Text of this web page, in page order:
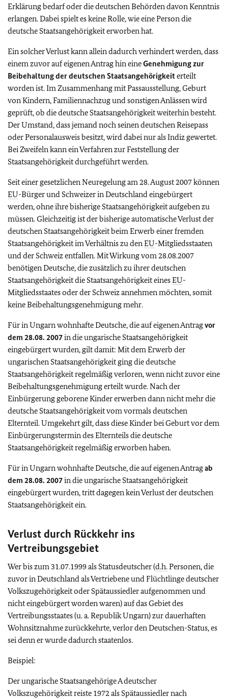
Erklärung bedarf oder die deutschen Behörden davon Kenntnis
erlangen. Dabei spielt es keine Rolle, wie eine Person die
deutsche Staatsangehörigkeit erworben hat.
Ein solcher Verlust kann allein dadurch verhindert werden, dass
einem zuvor auf eigenen Antrag hin eineGenehmigung zur
Beibehaltung der deutschen Staatsangehörigkeiterteilt
worden ist. Im Zusammenhang mit Passausstellung, Geburt
von Kindern, Familiennachzug und sonstigen Anlässen wird
geprüft, ob die deutsche Staatsangehörigkeit weiterhin besteht.
Der Umstand, dass jemand noch seinen deutschen Reisepass
oder Personalausweis besitzt, wird dabei nur als Indiz gewertet.
Bei Zweifeln kann ein Verfahren zur Feststellung der
Staatsangehörigkeit durchgeführt werden.
Seit einer gesetzlichen Neuregelung am 28. August 2007 können
EU-Bürger und Schweizer in Deutschland eingebürgert
werden, ohne ihre bisherige Staatsangehörigkeit aufgeben zu
müssen. Gleichzeitig ist der bisherige automatische Verlust der
deutschen Staatsangehörigkeit beim Erwerb einer fremden
Staatsangehörigkeit im Verhältnis zu denEU-Mitgliedsstaaten
und der Schweiz entfallen. Mit Wirkung vom 28.08.2007
benötigen Deutsche, die zusätzlich zu ihrer deutschen
Staatsangehörigkeit die Staatsangehörigkeit einesEU-
Mitgliedsstaates oder der Schweiz annehmen möchten, somit
keine Beibehaltungsgenehmigung mehr.
Für in Ungarn wohnhafte Deutsche, die auf eigenen Antragvor
dem 28.08. 2007in die ungarische Staatsangehörigkeit
eingebürgert wurden, gilt damit: Mit dem Erwerb der
ungarischen Staatsangehörigkeit ging die deutsche
Staatsangehörigkeit regelmäßig verloren, wenn nicht zuvor eine
Beibehaltungsgenehmigung erteilt wurde. Nach der
Einbürgerung geborene Kinder erwerben dann nicht mehr die
deutsche Staatsangehörigkeit vom vormals deutschen
Elternteil. Umgekehrt gilt, dass diese Kinder bei Geburt vor dem
Einbürgerungstermin des Elternteils die deutsche
Staatsangehörigkeit regelmäßig erworben haben.
Für in Ungarn wohnhafte Deutsche, die auf eigenen Antragab
dem 28.08. 2007in die ungarische Staatsangehörigkeit
eingebürgert wurden, tritt dagegen kein Verlust der deutschen
Staatsangehörigkeit ein.
Verlust durch Rückkehr ins
Vertreibungsgebiet
Wer bis zum 31.07.1999 als Statusdeutscher (d.h.Personen, die
zuvor in Deutschland als Vertriebene und Flüchtlinge deutscher
Volkszugehörigkeit oder Spätaussiedler aufgenommen und
nicht eingebürgert worden waren) auf das Gebiet des
Vertreibungsstaates (u. a. Republik Ungarn) zur dauerhaften
Wohnsitznahme zurückkehrte, verlor den Deutschen-Status, es
sei denn er wurde dadurch staatenlos.
Beispiel:
Der ungarische Staatsangehörige A deutscher
Volkszugehörigkeit reiste 1972 als Spätaussiedler nach